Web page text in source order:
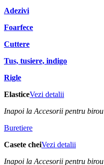
Adezivi
Foarfece
Cuttere
Tus, tusiere, indigo
Rigle
ElasticeVezi detalii
Inapoi la Accesorii pentru birou
Buretiere
Casete cheiVezi detalii
Inapoi la Accesorii pentru birou